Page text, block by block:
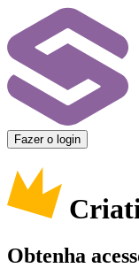
Fazer o login
Obtenha